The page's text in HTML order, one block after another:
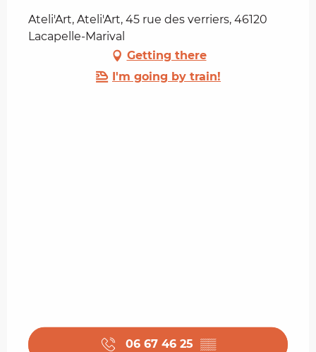
Ateli'Art, Ateli'Art, 45 rue des verriers, 46120
Lacapelle-Marival
Getting there
I'm going by train!
06 67 46 25 ▒▒